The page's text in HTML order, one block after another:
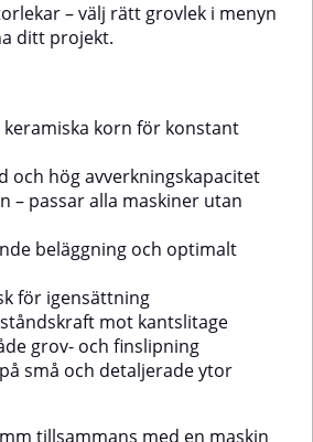
– välj rätt grovlek i menyn
ditt projekt.
keramiska korn för konstant
och hög avverkningskapacitet
– passar alla maskiner utan
beläggning och optimalt
för igensättning
mot kantslitage
grov- och finslipning
små och detaljerade ytor
tillsammans med en maskin